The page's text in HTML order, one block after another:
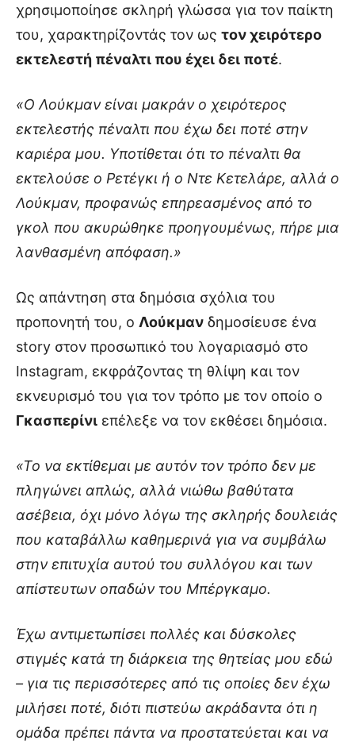
χρησιμοποίησε σκληρή γλώσσα για τον παίκτη
του, χαρακτηρίζοντάς τον ως τον χειρότερο
εκτελεστή πέναλτι που έχει δει ποτέ.
«Ο Λούκμαν είναι μακράν ο χειρότερος
εκτελεστής πέναλτι που έχω δει ποτέ στην
καριέρα μου. Υποτίθεται ότι το πέναλτι θα
εκτελούσε ο Ρετέγκι ή ο Ντε Κετελάρε, αλλά ο
Λούκμαν, προφανώς επηρεασμένος από το
γκολ που ακυρώθηκε προηγουμένως, πήρε μια
λανθασμένη απόφαση.»
Ως απάντηση στα δημόσια σχόλια του
προπονητή του, ο Λούκμαν δημοσίευσε ένα
story στον προσωπικό του λογαριασμό στο
Instagram, εκφράζοντας τη θλίψη και τον
εκνευρισμό του για τον τρόπο με τον οποίο ο
Γκασπερίνι επέλεξε να τον εκθέσει δημόσια.
«Το να εκτίθεμαι με αυτόν τον τρόπο δεν με
πληγώνει απλώς, αλλά νιώθω βαθύτατα
ασέβεια, όχι μόνο λόγω της σκληρής δουλειάς
που καταβάλλω καθημερινά για να συμβάλω
στην επιτυχία αυτού του συλλόγου και των
απίστευτων οπαδών του Μπέργκαμο.
Έχω αντιμετωπίσει πολλές και δύσκολες
στιγμές κατά τη διάρκεια της θητείας μου εδώ
– για τις περισσότερες από τις οποίες δεν έχω
μιλήσει ποτέ, διότι πιστεύω ακράδαντα ότι η
ομάδα πρέπει πάντα να προστατεύεται και να